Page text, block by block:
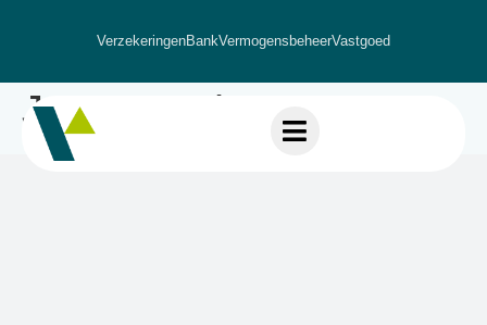
VerzekeringenBankVermogensbeheerVastgoed
Jonas Verhoeven​